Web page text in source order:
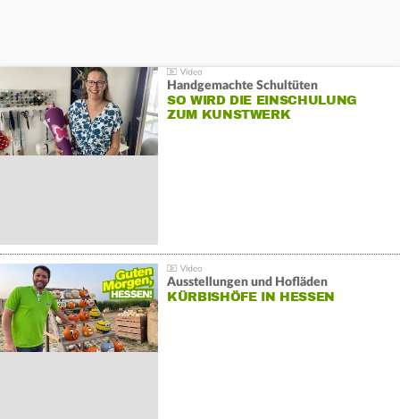
Handgemachte Schultüten
SO WIRD DIE EINSCHULUNG
ZUM KUNSTWERK
Ausstellungen und Hofläden
KÜRBISHÖFE IN HESSEN